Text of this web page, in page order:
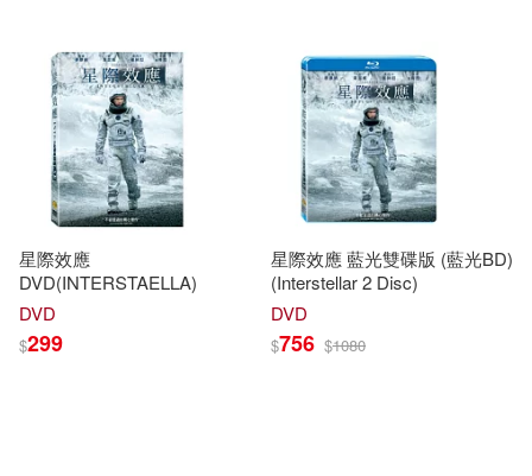
星際效應
DVD(INTERSTAELLA)
DVD
$299
星際效應 藍光雙碟版 (藍光BD)
(Interstellar 2 Disc)
DVD
$756 $1080